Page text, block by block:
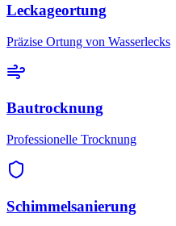
Leckageortung
Präzise Ortung von Wasserlecks
Bautrocknung
Professionelle Trocknung
Schimmelsanierung